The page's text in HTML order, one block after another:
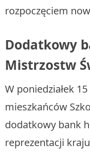
rozpoczęciem
Dodatkowy
Mistrzostw
W poniedziałek
mieszkańców
dodatkowy bank
reprezentacji